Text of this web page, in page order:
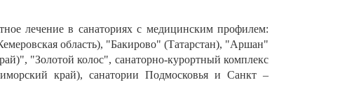
лечение в санаториях с медицинским профилем:
область), "Бакирово" (Татарстан), "Аршан"
"Золотой колос", санаторно-курортный комплекс
край), санатории Подмосковья и Санкт –